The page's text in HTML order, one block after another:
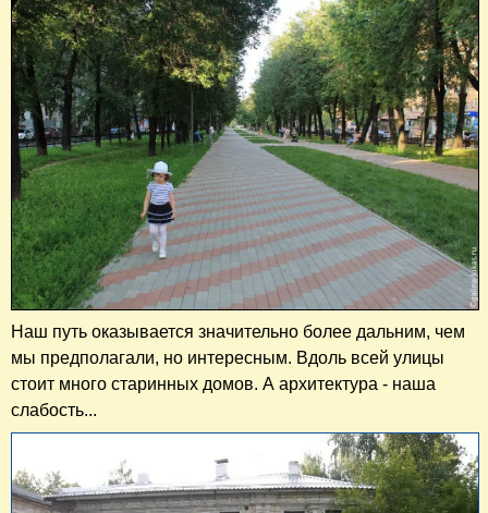
Наш путь оказывается значительно более дальним, чем
мы предполагали, но интересным. Вдоль всей улицы
стоит много старинных домов. А архитектура - наша
слабость...